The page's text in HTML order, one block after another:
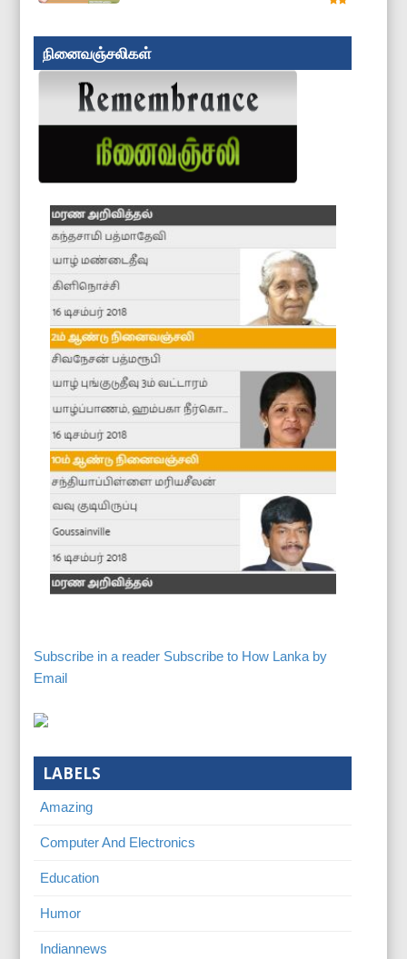
நினைவஞ்சலிகள்
Subscribe in a reader Subscribe to How Lanka by
Email
LABELS
Amazing
Computer And Electronics
Education
Humor
Indiannews